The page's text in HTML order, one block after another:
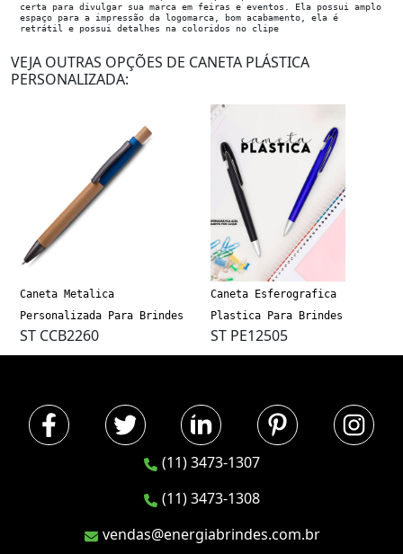
certa para divulgar sua marca em feiras e eventos. Ela possui amplo
espaço para a impressão da logomarca, bom acabamento, ela é
retrátil e possui detalhes na coloridos no clipe
VEJA OUTRAS OPÇÕES DE CANETA PLÁSTICA
PERSONALIZADA:
Caneta Metalica
Personalizada Para Brindes
ST CCB2260
Caneta Esferografica
Plastica Para Brindes
ST PE12505
(11) 3473-1307
(11) 3473-1308
vendas@energiabrindes.com.br